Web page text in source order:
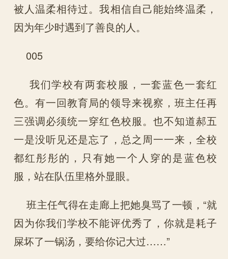
被人温柔相待过。我相信自己能始终温柔，
因为年少时遇到了善良的人。
005
我们学校有两套校服，一套蓝色一套红
色。有一回教育局的领导来视察，班主任再
三强调必须统一穿红色校服。也不知道郝五
一是没听见还是忘了，总之周一一来，全校
都红彤彤的，只有她一个人穿的是蓝色校
服，站在队伍里格外显眼。
班主任气得在走廊上把她臭骂了一顿，“就
因为你我们学校不能评优秀了，你就是耗子
屎坏了一锅汤，要给你记大过……”